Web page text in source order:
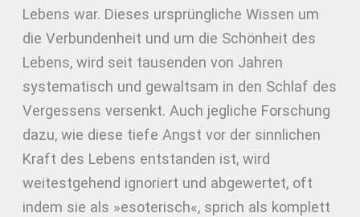
Lebens war. Dieses ursprüngliche Wissen um
die Verbundenheit und um die Schönheit des
Lebens, wird seit tausenden von Jahren
systematisch und gewaltsam in den Schlaf des
Vergessens versenkt. Auch jegliche Forschung
dazu, wie diese tiefe Angst vor der sinnlichen
Kraft des Lebens entstanden ist, wird
weitestgehend ignoriert und abgewertet, oft
indem sie als »esoterisch«, sprich als komplett